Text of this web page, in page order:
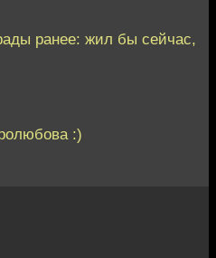
ранее: жил бы сейчас,
:)